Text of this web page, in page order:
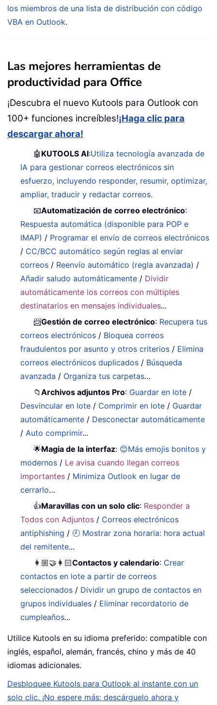
los miembros de una lista de distribución con código
VBA en Outlook.
Las mejores herramientas de
productividad para Office
¡Descubra el nuevo Kutools para Outlook con
100+ funciones increíbles!¡Haga clic para
descargar ahora!
🤖 KUTOOLS AI:Utiliza tecnología avanzada de
IA para gestionar correos electrónicos sin
esfuerzo, incluyendo responder, resumir, optimizar,
ampliar, traducir y redactar correos.
📧Automatización de correo electrónico:
Respuesta automática (disponible para POP e
IMAP) / Programar el envío de correos electrónicos
/ CC/BCC automático según reglas al enviar
correos / Reenvío automático (regla avanzada) /
Añadir saludo automáticamente / Dividir
automáticamente los correos con múltiples
destinatarios en mensajes individuales...
📨Gestión de correo electrónico: Recupera tus
correos electrónicos / Bloquea correos
fraudulentos por asunto y otros criterios / Elimina
correos electrónicos duplicados / Búsqueda
avanzada / Organiza tus carpetas…
📁Archivos adjuntos Pro: Guardar en lote /
Desvincular en lote / Comprimir en lote / Guardar
automáticamente / Desconectar automáticamente
/ Auto comprimir...
🌟Magia de la interfaz: 😊Más emojis bonitos y
modernos / Le avisa cuando llegan correos
importantes / Minimiza Outlook en lugar de
cerrarlo…
👍Maravillas con un solo clic: Responder a
Todos con Adjuntos / Correos electrónicos
antiphishing / 🕘 Mostrar zona horaria: hora actual
del remitente...
👩🏼‍🤝‍👩🏻Contactos y calendario: Crear
contactos en lote a partir de correos
seleccionados / Dividir un grupo de contactos en
grupos individuales / Eliminar recordatorio de
cumpleaños...
Utilice Kutools en su idioma preferido: compatible con
inglés, español, alemán, francés, chino y más de 40
idiomas adicionales.
Desbloquee Kutools para Outlook al instante con un
solo clic. ¡No espere más: descárguelo ahora y